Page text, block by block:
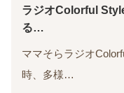
ラジオColorful
る…
ママそらラジオ
時、多様…